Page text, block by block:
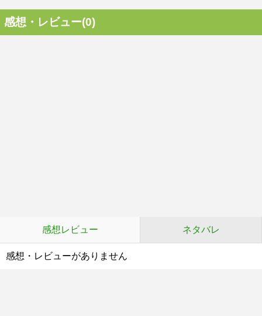
感想・レビュー(0)
感想レビュー ネタバレ
感想・レビューがありません